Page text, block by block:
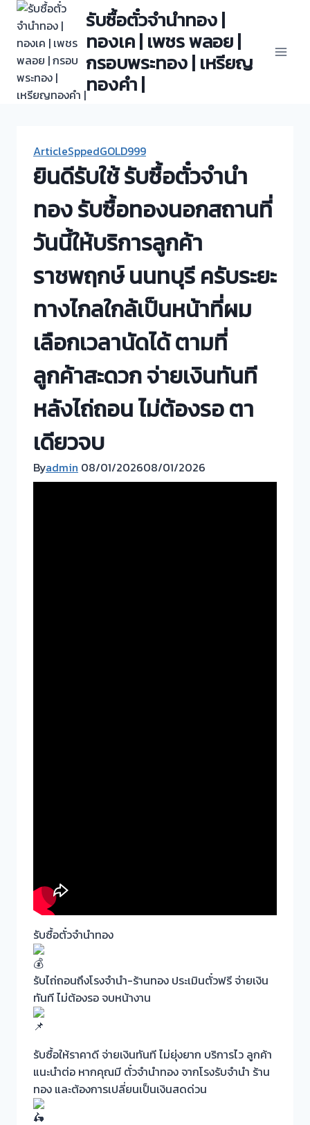
Skip
content
รับซื้อตั๋วจำนำทอง |
ทองเค | เพชร พลอย |
กรอบพระทอง | เหรียญ
ทองคำ |
ArticleSppedGOLD999
ยินดีรับใช้ รับซื้อตั๋วจำนำ
ทอง รับซื้อทองนอกสถานที่
วันนี้ให้บริการลูกค้า
ราชพฤกษ์ นนทบุรี ครับระยะ
ทางไกลใกล้เป็นหน้าที่ผม
เลือกเวลานัดได้ ตามที่
ลูกค้าสะดวก จ่ายเงินทันที
หลังไถ่ถอน ไม่ต้องรอ ตา
เดียวจบ
Byadmin 08/01/202608/01/2026
รับซื้อตั๋วจำนำทอง
รับไถ่ถอนถึงโรงจำนำ-ร้านทอง ประเมินตั๋วฟรี จ่ายเงิน
ทันที ไม่ต้องรอ จบหน้างาน
รับซื้อให้ราคาดี จ่ายเงินทันที ไม่ยุ่งยาก บริการไว ลูกค้า
แนะนำต่อ หากคุณมี ตั๋วจำนำทอง จากโรงรับจำนำ ร้าน
ทอง และต้องการเปลี่ยนเป็นเงินสดด่วน